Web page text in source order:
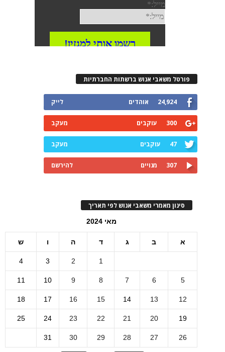
פורטל משאבי אנוש ברשתות החברתיות
24,924 אוהדים לייק
300 עוקבים מעקב
47 עוקבים מעקב
307 מנויים להירשם
סינון מאמרי משאבי אנוש לפי תאריך
מאי 2024
א ב ג ד ה ו ש
1
2
3
4
5
6
7
8
9
10
11
12
13
14
15
16
17
18
19
20
21
22
23
24
25
26
27
28
29
30
31